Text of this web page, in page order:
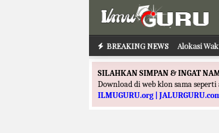
BREAKING NEWS Alokasi
SILAHKAN SIMPAN & INGAT
Download di web klon sama
ILMUGURU.org |